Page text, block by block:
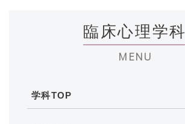
臨床心理学科
MENU
学科TOP